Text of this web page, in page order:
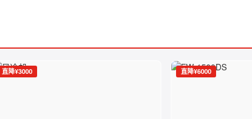
直降¥3000 直降¥6000